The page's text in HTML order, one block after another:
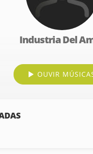
Industria Del
OUVIR